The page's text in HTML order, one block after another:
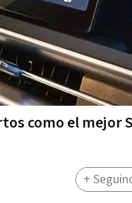
como el mejor
+